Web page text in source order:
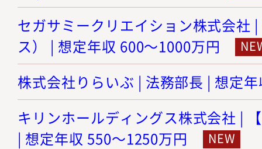
セガサミークリエイション株式会社
ス） | 想定年収 600～1000万円
株式会社りらいぶ | 法務部長 | 想定
キリンホールディングス株式会社 |
| 想定年収 550～1250万円